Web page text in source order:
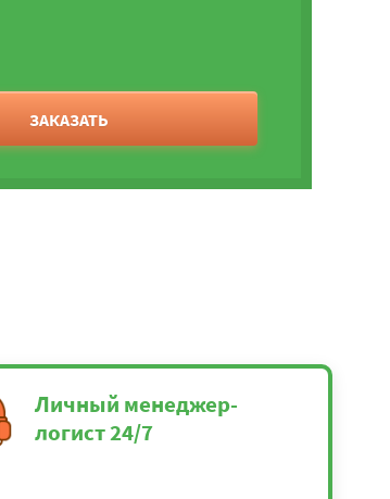
ЗАКАЗАТЬ
Личный менеджер-
логист 24/7